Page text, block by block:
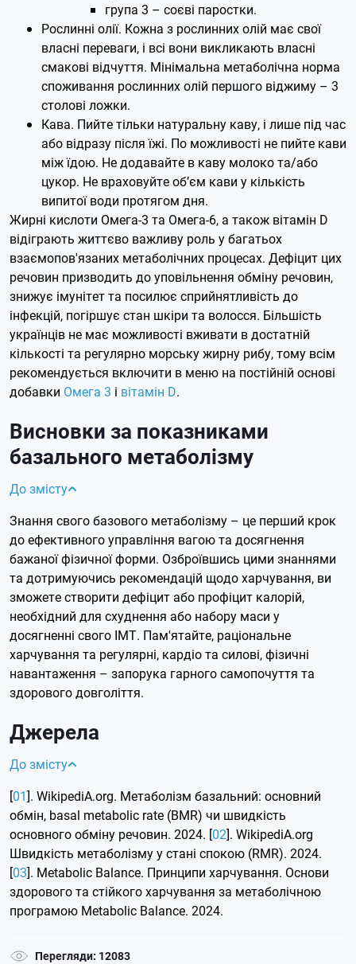
група 3 – соєві паростки.
Рослинні олії. Кожна з рослинних олій має свої
власні переваги, і всі вони викликають власні
смакові відчуття. Мінімальна метаболічна норма
споживання рослинних олій першого віджиму – 3
столові ложки.
Кава. Пийте тільки натуральну каву, і лише під час
або відразу після їжі. По можливості не пийте кави
між їдою. Не додавайте в каву молоко та/або
цукор. Не враховуйте об’єм кави у кількість
випитої води протягом дня.
Жирні кислоти Омега-3 та Омега-6, а також вітамін D
відіграють життєво важливу роль у багатьох
взаємопов'язаних метаболічних процесах. Дефіцит цих
речовин призводить до уповільнення обміну речовин,
знижує імунітет та посилює сприйнятливість до
інфекцій, погіршує стан шкіри та волосся. Більшість
українців не має можливості вживати в достатній
кількості та регулярно морську жирну рибу, тому всім
рекомендується включити в меню на постійній основі
добавки Омега 3 і вітамін D.
Висновки за показниками
базального метаболізму
До змісту
Знання свого базового метаболізму – це перший крок
до ефективного управління вагою та досягнення
бажаної фізичної форми. Озброївшись цими знаннями
та дотримуючись рекомендацій щодо харчування, ви
зможете створити дефіцит або профіцит калорій,
необхідний для схуднення або набору маси у
досягненні свого ІМТ. Пам'ятайте, раціональне
харчування та регулярні, кардіо та силові, фізичні
навантаження – запорука гарного самопочуття та
здорового довголіття.
Джерела
До змісту
[01]. WikipediA.org. Метаболізм базальний: основний
обмін, basal metabolic rate (BMR) чи швидкість
основного обміну речовин. 2024. [02]. WikipediA.org
Швидкість метаболізму у стані спокою (RMR). 2024.
[03]. Metabolic Balance. Принципи харчування. Основи
здорового та стійкого харчування за метаболічною
програмою Metabolic Balance. 2024.
Перегляди: 12083